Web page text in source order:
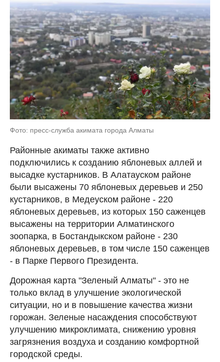
Фото: пресс-служба акимата города Алматы
Районные акиматы также активно
подключились к созданию яблоневых аллей и
высадке кустарников. В Алатауском районе
были высажены 70 яблоневых деревьев и 250
кустарников, в Медеуском районе - 220
яблоневых деревьев, из которых 150 саженцев
высажены на территории Алматинского
зоопарка, в Бостандыкском районе - 230
яблоневых деревьев, в том числе 150 саженцев
- в Парке Первого Президента.
Дорожная карта "Зеленый Алматы" - это не
только вклад в улучшение экологической
ситуации, но и в повышение качества жизни
горожан. Зеленые насаждения способствуют
улучшению микроклимата, снижению уровня
загрязнения воздуха и созданию комфортной
городской среды.